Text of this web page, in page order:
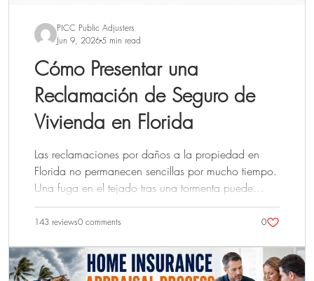
PICC Public Adjusters
Jun 9, 20265 min read
Cómo Presentar una
Reclamación de Seguro de
Vivienda en Florida
Las reclamaciones por daños a la propiedad en
Florida no permanecen sencillas por mucho tiempo.
Una fuga en el tejado tras una tormenta puede
parecer inicialmente aislada a una sola habitación
antes de que el agua se extienda a través del
fontanería bajo un fregadero puede afectar a los
muebles y los suelos antes de que se detecte un
143 reviews0 comments 0